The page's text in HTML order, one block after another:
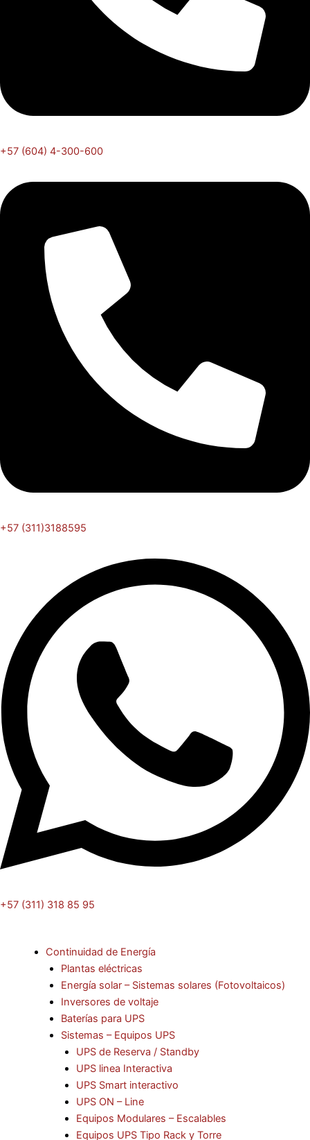
+57 (604) 4-300-600
+57 (311)3188595
+57 (311) 318 85 95
Continuidad de Energía
Plantas eléctricas
Energía solar – Sistemas solares (Fotovoltaicos)
Inversores de voltaje
Baterías para UPS
Sistemas – Equipos UPS
UPS de Reserva / Standby
UPS linea Interactiva
UPS Smart interactivo
UPS ON – Line
Equipos Modulares – Escalables
Equipos UPS Tipo Rack y Torre